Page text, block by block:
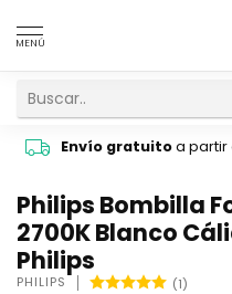
MENÚ
Envío gratuitoa partir
Philips Bombilla
2700K Blanco
Philips
PHILIPS (1)